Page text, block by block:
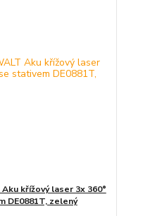
křížový laser 3x 360°
DE0881T, zelený